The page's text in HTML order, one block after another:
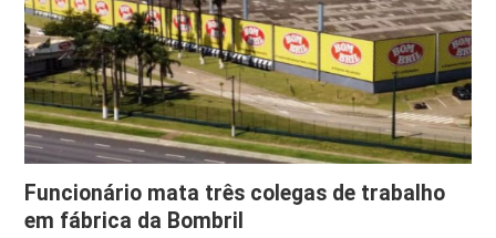
Funcionário mata três colegas de trabalho
em fábrica da Bombril